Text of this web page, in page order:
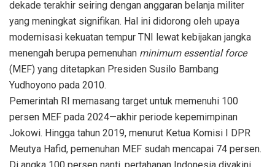
dekade terakhir seiring dengan anggaran belanja militer
yang meningkat signifikan. Hal ini didorong oleh upaya
modernisasi kekuatan tempur TNI lewat kebijakan jangka
menengah berupa pemenuhan minimum essential force
(MEF) yang ditetapkan Presiden Susilo Bambang
Yudhoyono pada 2010.
Pemerintah RI memasang target untuk memenuhi 100
persen MEF pada 2024—akhir periode kepemimpinan
Jokowi. Hingga tahun 2019, menurut Ketua Komisi I DPR
Meutya Hafid, pemenuhan MEF sudah mencapai 74 persen.